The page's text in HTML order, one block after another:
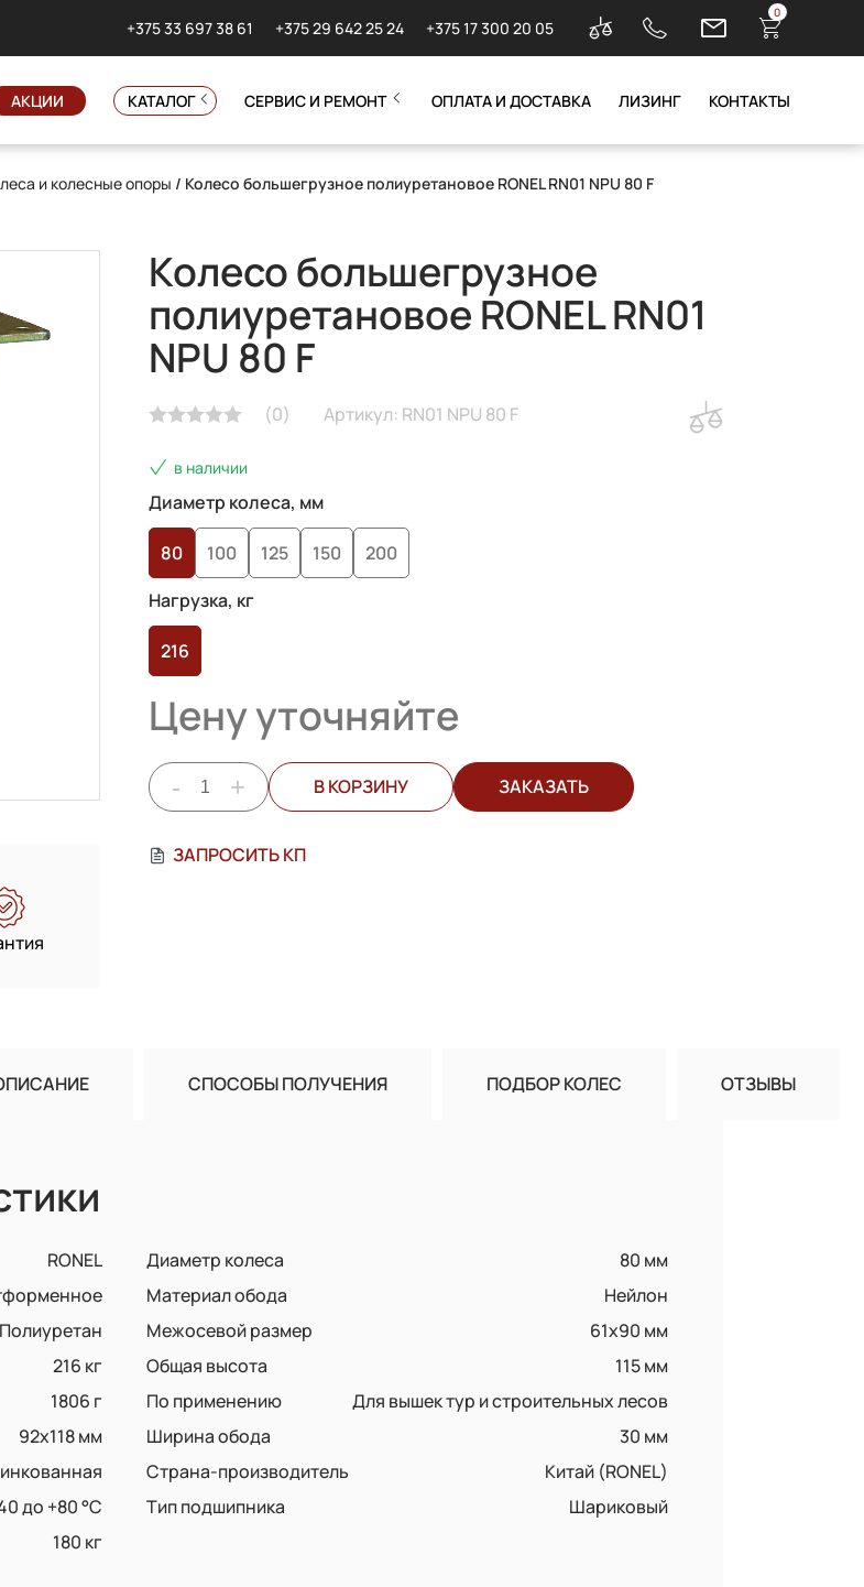
+375 33 697 38 61 +375 29 642 25 24 +375 17 300 20 05
0
АКЦИИ КАТАЛОГ СЕРВИС И РЕМОНТ ОПЛАТА И ДОСТАВКА ЛИЗИНГ КОНТАКТЫ
и колесные опоры / Колесо большегрузное полиуретановое RONEL RN01 NPU 80 F
Колесо большегрузное
полиуретановое RONEL RN01
NPU 80 F
(0) Артикул: RN01 NPU 80 F
в наличии
Диаметр колеса, мм
80 100 125 150
200
Нагрузка, кг
216
Цену уточняйте
- + В КОРЗИНУ ЗАКАЗАТЬ
ЗАПРОСИТЬ КП
СПОСОБЫ ПОЛУЧЕНИЯ ПОДБОР КОЛЕС ОТЗЫВЫ
RONEL Диаметр колеса
80 мм
Материал обода
Нейлон
Полиуретан Межосевой размер
61х90 мм
216 кг Общая высота
115 мм
1806 г По применению
Для вышек тур и строительных лесов
92х118 мм Ширина обода
30 мм
Страна-производитель
Китай (RONEL)
до +80 °С Тип подшипника
Шариковый
180 кг